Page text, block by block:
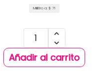
Mililitro a: $ 71
Añadir al carrito